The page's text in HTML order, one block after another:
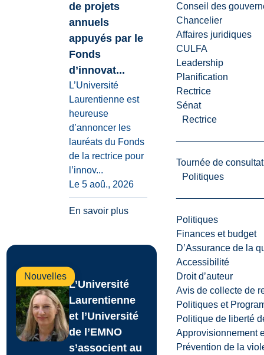
Conseil des
Chancelier
Affaires juridiques
CULFA
Leadership
Planification
Rectrice
Sénat
Rectrice
Tournée de
Politiques
Politiques
Finances et budget
D’Assurance de la
Accessibilité
Droit d’auteur
Avis de collecte de
Politiques et
Politique de liberté
Approvisionnement
Prévention de la
de projets
annuels
appuyés par le
Fonds
d’innovat...
L’Université
Laurentienne est
heureuse
d’annoncer les
lauréats du Fonds
de la rectrice pour
l’innov...
Le 5 aoû., 2026
En savoir plus
Nouvelles
L’Université
Laurentienne
et l’Université
de l’EMNO
s’associent au